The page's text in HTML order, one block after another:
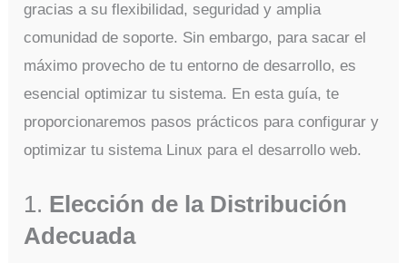
gracias a su flexibilidad, seguridad y amplia
comunidad de soporte. Sin embargo, para sacar el
máximo provecho de tu entorno de desarrollo, es
esencial optimizar tu sistema. En esta guía, te
proporcionaremos pasos prácticos para configurar y
optimizar tu sistema Linux para el desarrollo web.
1. Elección de la Distribución
Adecuada